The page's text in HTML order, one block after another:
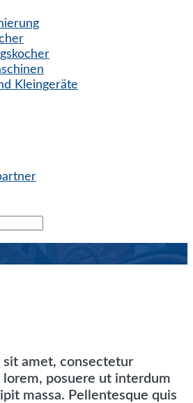
Kleingeräte
sit amet, consectetur
posuere ut interdum
massa. Pellentesque quis